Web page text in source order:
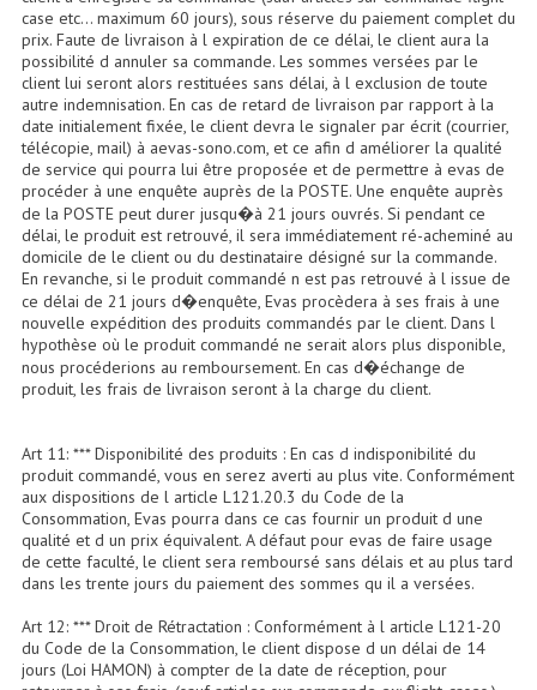
Laser Multi-Points
Lasers (Effets Volumetriques)
Lasers D'extérieur Multi-Points
Effets Lumineux À Leds
Effets Lumineux, Centre De Piste
Effets Lumineux, Effets Disco
Electronique Commande Light
Blocs De Puissance
Consoles Éclairage DMX
Dispatches
Filtres Et Divers
Flexibles Lumineux Leds
Guirlandes Lumineuse
case etc... maximum 60 jours), sous réserve du paiement complet du
prix. Faute de livraison à l expiration de ce délai, le client aura la
possibilité d annuler sa commande. Les sommes versées par le
client lui seront alors restituées sans délai, à l exclusion de toute
autre indemnisation. En cas de retard de livraison par rapport à la
date initialement fixée, le client devra le signaler par écrit (courrier,
télécopie, mail) à aevas-sono.com, et ce afin d améliorer la qualité
de service qui pourra lui être proposée et de permettre à evas de
procéder à une enquête auprès de la POSTE. Une enquête auprès
de la POSTE peut durer jusqu�à 21 jours ouvrés. Si pendant ce
délai, le produit est retrouvé, il sera immédiatement ré-acheminé au
domicile de le client ou du destinataire désigné sur la commande.
En revanche, si le produit commandé n est pas retrouvé à l issue de
ce délai de 21 jours d�enquête, Evas procèdera à ses frais à une
nouvelle expédition des produits commandés par le client. Dans l
hypothèse où le produit commandé ne serait alors plus disponible,
nous procéderions au remboursement. En cas d�échange de
produit, les frais de livraison seront à la charge du client.
Art 11: *** Disponibilité des produits : En cas d indisponibilité du
produit commandé, vous en serez averti au plus vite. Conformément
aux dispositions de l article L121.20.3 du Code de la
Consommation, Evas pourra dans ce cas fournir un produit d une
qualité et d un prix équivalent. A défaut pour evas de faire usage
de cette faculté, le client sera remboursé sans délais et au plus tard
dans les trente jours du paiement des sommes qu il a versées.
Art 12: *** Droit de Rétractation : Conformément à l article L121-20
du Code de la Consommation, le client dispose d un délai de 14
jours (Loi HAMON) à compter de la date de réception, pour